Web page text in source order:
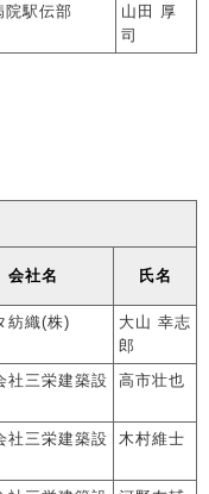
院駅伝部
山田 厚
司
会社名 氏名
紡織(株)
大山 幸志
郎
社三栄建築設
高市壮也
社三栄建築設
木村維士